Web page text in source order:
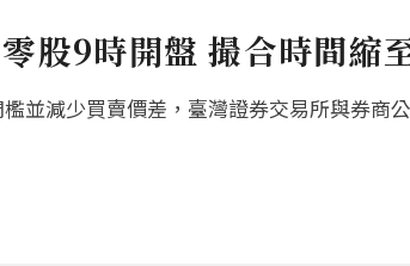
股9時開盤 撮合時間縮
並減少買賣價差，臺灣證券交易所與券商